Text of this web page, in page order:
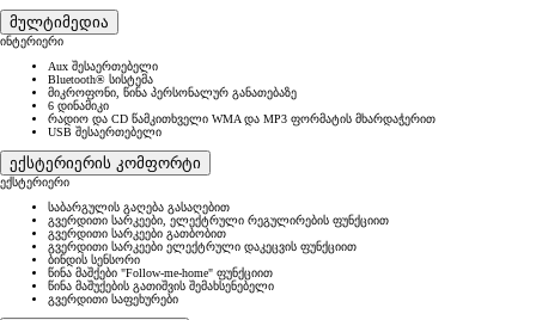
მულტიმედია
ინტერიერი
Aux შესაერთებელი
Bluetooth® სისტემა
მიკროფონი, წინა პერსონალურ განათებაზე
6 დინამიკი
რადიო და CD წამკითხველი WMA და MP3 ფორმატის მხარდაჭერით
USB შესაერთებელი
ექსტერიერის კომფორტი
ექსტერიერი
საბარგულის გაღება გასაღებით
გვერდითი სარკეები, ელექტრული რეგულირების ფუნქციით
გვერდითი სარკეები გათბობით
გვერდითი სარკეები ელექტრული დაკეცვის ფუნქციით
ბინდის სენსორი
წინა მაშქები "Follow-me-home" ფუნქციით
წინა მაშუქების გათიშვის შემახსენებელი
გვერდითი საფეხურები